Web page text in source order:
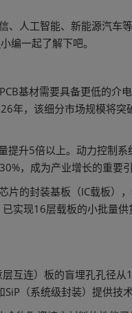
、人工智能、新能源汽车
小编一起了解下吧。
基材需要具备更低的介
年，该细分市场规模将突
提升5倍以上。动力控制系
，成为产业增长的重要引
片的封装基板（IC载板）
实现16层载板的小批量供
互连）板的盲埋孔孔径
（系统级封装）提供技术